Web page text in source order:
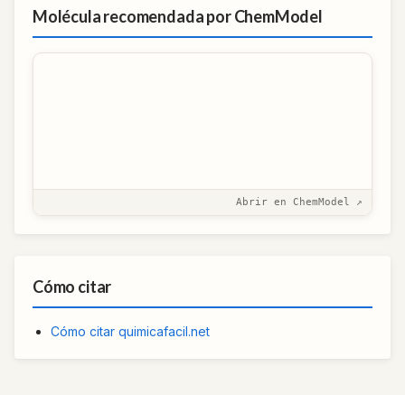
Molécula recomendada por ChemModel
Abrir en ChemModel ↗
Cómo citar
Cómo citar quimicafacil.net